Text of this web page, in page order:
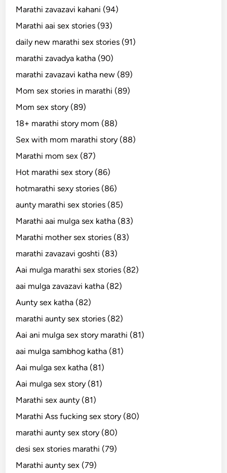
Marathi zavazavi kahani (94)
Marathi aai sex stories (93)
daily new marathi sex stories (91)
marathi zavadya katha (90)
marathi zavazavi katha new (89)
Mom sex stories in marathi (89)
Mom sex story (89)
18+ marathi story mom (88)
Sex with mom marathi story (88)
Marathi mom sex (87)
Hot marathi sex story (86)
hotmarathi sexy stories (86)
aunty marathi sex stories (85)
Marathi aai mulga sex katha (83)
Marathi mother sex stories (83)
marathi zavazavi goshti (83)
Aai mulga marathi sex stories (82)
aai mulga zavazavi katha (82)
Aunty sex katha (82)
marathi aunty sex stories (82)
Aai ani mulga sex story marathi (81)
aai mulga sambhog katha (81)
Aai mulga sex katha (81)
Aai mulga sex story (81)
Marathi sex aunty (81)
Marathi Ass fucking sex story (80)
marathi aunty sex story (80)
desi sex stories marathi (79)
Marathi aunty sex (79)